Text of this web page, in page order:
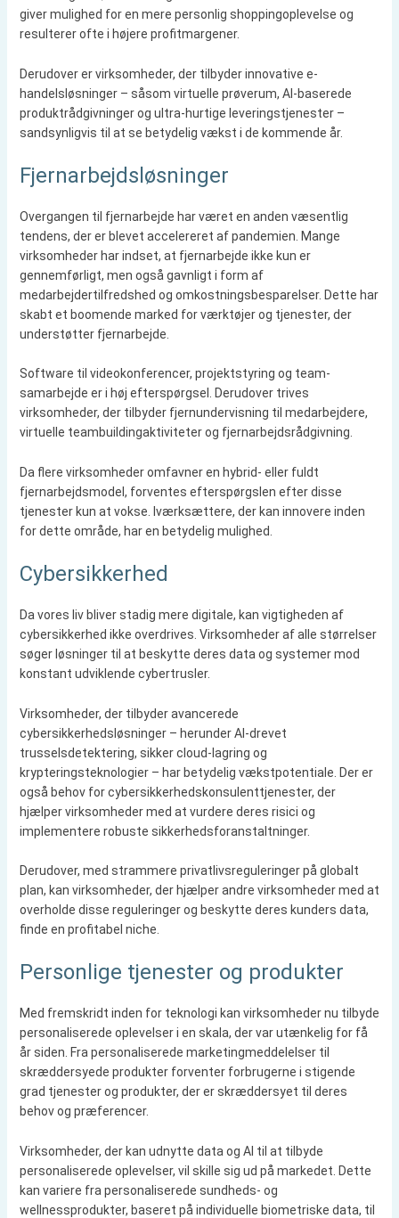
giver mulighed for en mere personlig shoppingoplevelse og
resulterer ofte i højere profitmargener.
Derudover er virksomheder, der tilbyder innovative e-
handelsløsninger – såsom virtuelle prøverum, AI-baserede
produktrådgivninger og ultra-hurtige leveringstjenester –
sandsynligvis til at se betydelig vækst i de kommende år.
Fjernarbejdsløsninger
Overgangen til fjernarbejde har været en anden væsentlig
tendens, der er blevet accelereret af pandemien. Mange
virksomheder har indset, at fjernarbejde ikke kun er
gennemførligt, men også gavnligt i form af
medarbejdertilfredshed og omkostningsbesparelser. Dette har
skabt et boomende marked for værktøjer og tjenester, der
understøtter fjernarbejde.
Software til videokonferencer, projektstyring og team-
samarbejde er i høj efterspørgsel. Derudover trives
virksomheder, der tilbyder fjernundervisning til medarbejdere,
virtuelle teambuildingaktiviteter og fjernarbejdsrådgivning.
Da flere virksomheder omfavner en hybrid- eller fuldt
fjernarbejdsmodel, forventes efterspørgslen efter disse
tjenester kun at vokse. Iværksættere, der kan innovere inden
for dette område, har en betydelig mulighed.
Cybersikkerhed
Da vores liv bliver stadig mere digitale, kan vigtigheden af
cybersikkerhed ikke overdrives. Virksomheder af alle størrelser
søger løsninger til at beskytte deres data og systemer mod
konstant udviklende cybertrusler.
Virksomheder, der tilbyder avancerede
cybersikkerhedsløsninger – herunder AI-drevet
trusselsdetektering, sikker cloud-lagring og
krypteringsteknologier – har betydelig vækstpotentiale. Der er
også behov for cybersikkerhedskonsulenttjenester, der
hjælper virksomheder med at vurdere deres risici og
implementere robuste sikkerhedsforanstaltninger.
Derudover, med strammere privatlivsreguleringer på globalt
plan, kan virksomheder, der hjælper andre virksomheder med at
overholde disse reguleringer og beskytte deres kunders data,
finde en profitabel niche.
Personlige tjenester og produkter
Med fremskridt inden for teknologi kan virksomheder nu tilbyde
personaliserede oplevelser i en skala, der var utænkelig for få
år siden. Fra personaliserede marketingmeddelelser til
skræddersyede produkter forventer forbrugerne i stigende
grad tjenester og produkter, der er skræddersyet til deres
behov og præferencer.
Virksomheder, der kan udnytte data og AI til at tilbyde
personaliserede oplevelser, vil skille sig ud på markedet. Dette
kan variere fra personaliserede sundheds- og
wellnessprodukter, baseret på individuelle biometriske data, til